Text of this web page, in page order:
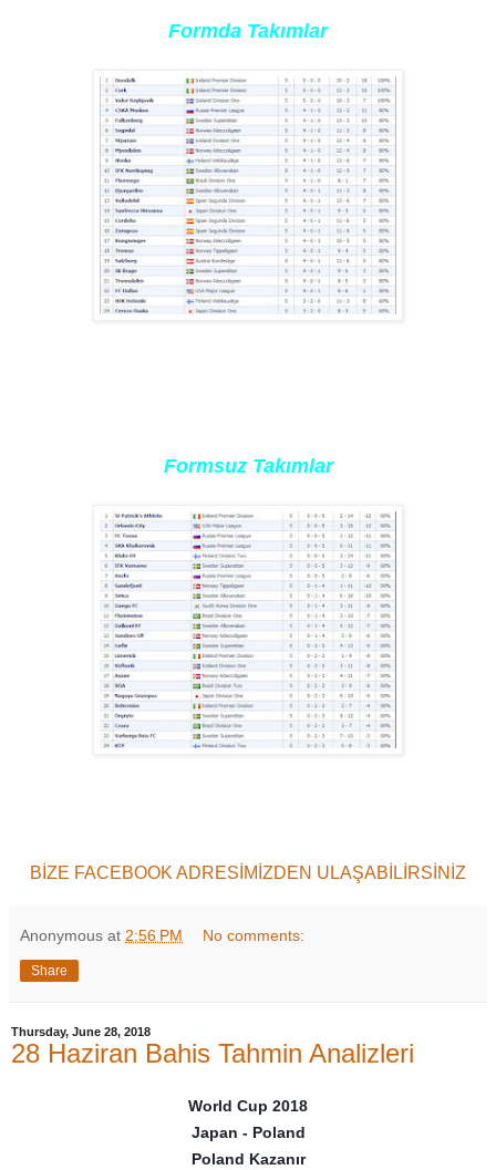
Formda Takımlar
Formsuz Takımlar
BİZE FACEBOOK ADRESİMİZDEN ULAŞABİLİRSİNİZ
Anonymous at 2:56 PM No comments:
Share
Thursday, June 28, 2018
28 Haziran Bahis Tahmin Analizleri
World Cup 2018
Japan - Poland
Poland Kazanır